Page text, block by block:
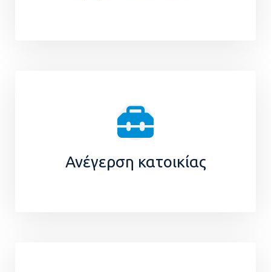
Ανέγερση κατοικίας